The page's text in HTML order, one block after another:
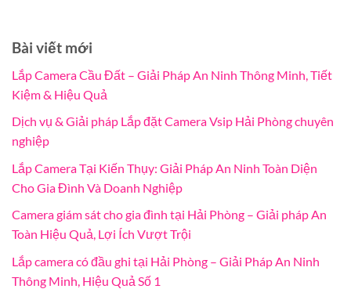
Bài viết mới
Lắp Camera Cầu Đất – Giải Pháp An Ninh Thông Minh, Tiết
Kiệm & Hiệu Quả
Dịch vụ & Giải pháp Lắp đặt Camera Vsip Hải Phòng chuyên
nghiệp
Lắp Camera Tại Kiến Thụy: Giải Pháp An Ninh Toàn Diện
Cho Gia Đình Và Doanh Nghiệp
Camera giám sát cho gia đình tại Hải Phòng – Giải pháp An
Toàn Hiệu Quả, Lợi Ích Vượt Trội
Lắp camera có đầu ghi tại Hải Phòng – Giải Pháp An Ninh
Thông Minh, Hiệu Quả Số 1